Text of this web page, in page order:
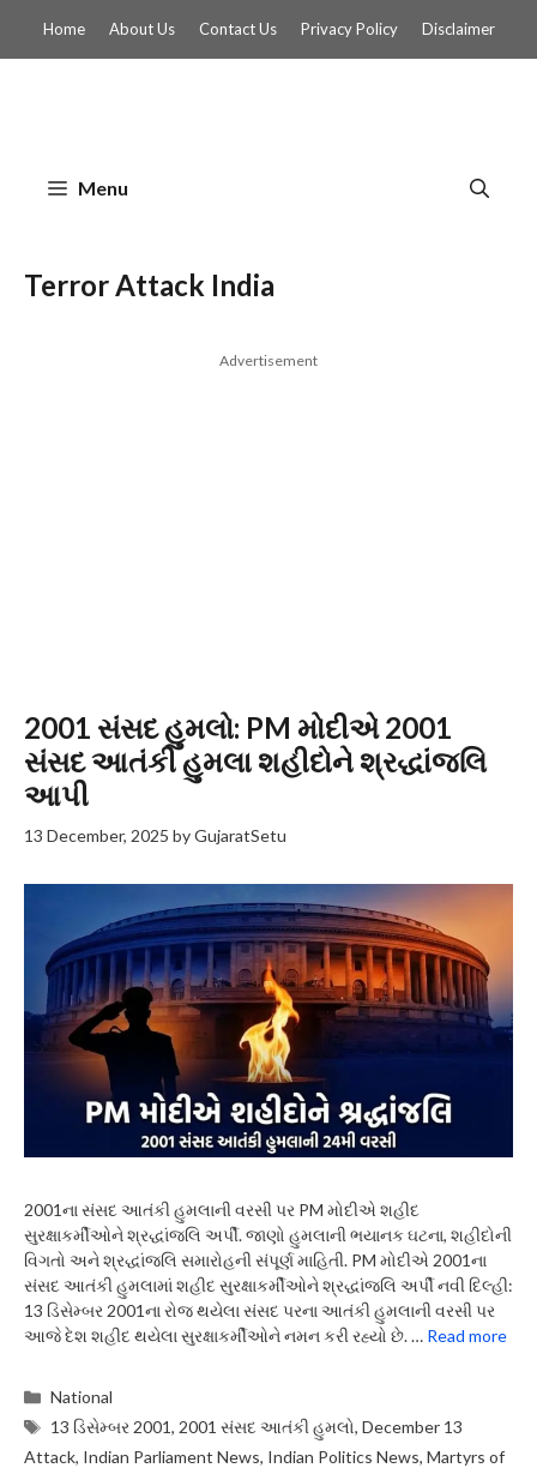
content
Home About Us Contact Us Privacy Policy Disclaimer
Menu
Terror Attack India
Advertisement
2001 સંસદ હુમલો: PM મોદીએ 2001
સંસદ આતંકી હુમલા શહીદોને શ્રદ્ધાંજલિ
આપી
13 December, 2025 byGujaratSetu
2001ના સંસદ આતંકી હુમલાની વરસી પર PM મોદીએ શહીદ
સુરક્ષાકર્મીઓને શ્રદ્ધાંજલિ અર્પી. જાણો હુમલાની ભયાનક ઘટના, શહીદોની
વિગતો અને શ્રદ્ધાંજલિ સમારોહની સંપૂર્ણ માહિતી. PM મોદીએ 2001ના
સંસદ આતંકી હુમલામાં શહીદ સુરક્ષાકર્મીઓને શ્રદ્ધાંજલિ અર્પી નવી દિલ્હી:
13 ડિસેમ્બર 2001ના રોજ થયેલા સંસદ પરના આતંકી હુમલાની વરસી પર
આજે દેશ શહીદ થયેલા સુરક્ષાકર્મીઓને નમન કરી રહ્યો છે. … Read more
Categories
National
Tags
13 ડિસેમ્બર 2001, 2001 સંસદ આતંકી હુમલો,December 13
Attack, Indian Parliament News, Indian Politics News, Martyrs of